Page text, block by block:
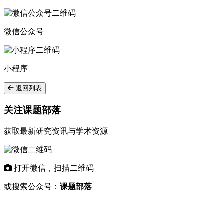
微信公众号
小程序
返回列表
关注课题部落
获取最新研究资讯与学术资源
打开微信，扫描二维码
或搜索公众号： 课题部落